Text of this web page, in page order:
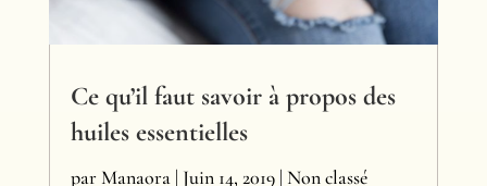
Ce qu’il faut savoir à propos des
huiles essentielles
parManaora| Juin 14, 2019| Non classé